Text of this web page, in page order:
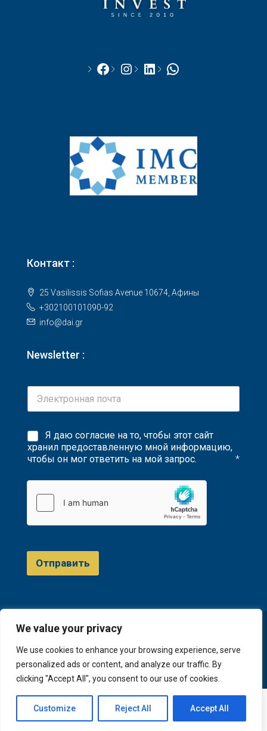
We value your privacy
We use cookies to enhance your browsing experience, serve
personalized ads or content, and analyze our traffic. By
clicking "Accept All", you consent to our use of cookies.
Customize Reject All Accept All
Facebook
Instagram
LinkedInWhatsApp
Контакт :
25 Vasilissis Sofias Avenue 10674, Афины
+302100101090-92
info@dai.gr
Newsletter :
Я даю согласие на то, чтобы этот сайт
хранил предоставленную мной информацию,
чтобы он мог ответить на мой запрос.
*
Отправить
© 2023 D&A Invest
English Английский Русский